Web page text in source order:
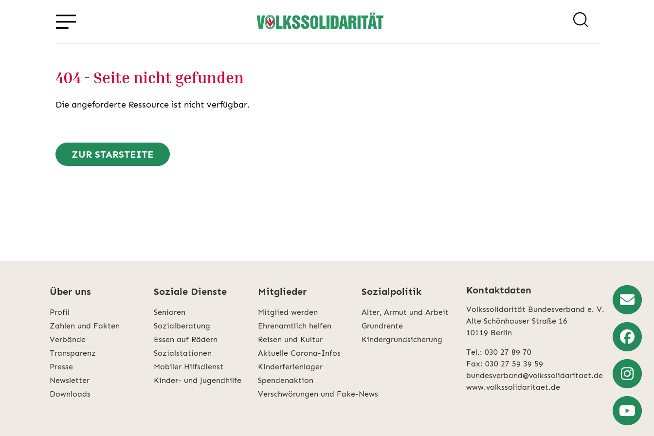
404 - Seite nicht gefunden
Die angeforderte Ressource ist nicht verfügbar.
ZUR STARSTEITE
Über uns
Profil
Zahlen und Fakten
Verbände
Transparenz
Presse
Newsletter
Downloads
Soziale Dienste
Senioren
Sozialberatung
Essen auf Rädern
Sozialstationen
Mobiler Hilfsdienst
Kinder- und Jugendhilfe
Mitglieder
Mitglied werden
Ehrenamtlich helfen
Reisen und Kultur
Aktuelle Corona-Infos
Kinderferienlager
Spendenaktion
Verschwörungen und Fake-News
Sozialpolitik
Alter, Armut und Arbeit
Grundrente
Kindergrundsicherung
Kontaktdaten
Volkssolidarität Bundesverband e. V.
Alte Schönhauser Straße 16
10119 Berlin
Tel.: 030 27 89 70
Fax: 030 27 59 39 59
bundesverband@volkssolidaritaet.de
www.volkssolidaritaet.de
Weiter
zu
Facebook
Weiter
zu